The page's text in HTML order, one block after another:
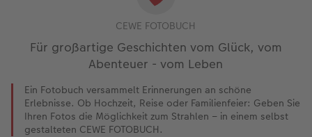
CEWE FOTOBUCH
Für großartige Geschichten vom Glück, vom
Abenteuer - vom Leben
Ein Fotobuch versammelt Erinnerungen an schöne
Erlebnisse. Ob Hochzeit, Reise oder Familienfeier: Geben Sie
Ihren Fotos die Möglichkeit zum Strahlen – in einem selbst
gestalteten CEWE FOTOBUCH.